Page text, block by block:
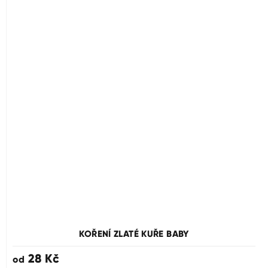
KOŘENÍ ZLATÉ KUŘE BABY
z
od 28 Kč